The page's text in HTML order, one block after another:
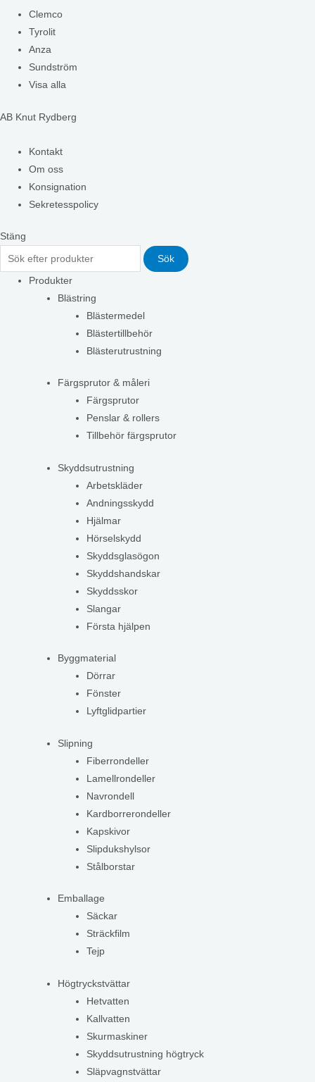
Clemco
Tyrolit
Anza
Sundström
Visa alla
AB Knut Rydberg
Kontakt
Om oss
Konsignation
Sekretesspolicy
Stäng
Sök
Produkter
Blästring
Blästermedel
Blästertillbehör
Blästerutrustning
Färgsprutor & måleri
Färgsprutor
Penslar & rollers
Tillbehör färgsprutor
Skyddsutrustning
Arbetskläder
Andningsskydd
Hjälmar
Hörselskydd
Skyddsglasögon
Skyddshandskar
Skyddsskor
Slangar
Första hjälpen
Byggmaterial
Dörrar
Fönster
Lyftglidpartier
Slipning
Fiberrondeller
Lamellrondeller
Navrondell
Kardborrerondeller
Kapskivor
Slipdukshylsor
Stålborstar
Emballage
Säckar
Sträckfilm
Tejp
Högtryckstvättar
Hetvatten
Kallvatten
Skurmaskiner
Skyddsutrustning högtryck
Släpvagnstvättar